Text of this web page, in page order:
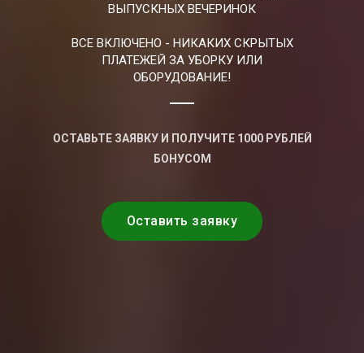
ВЫПУСКНЫХ ВЕЧЕРИНОК
ВСЕ ВКЛЮЧЕНО - НИКАКИХ СКРЫТЫХ
ПЛАТЕЖЕЙ ЗА УБОРКУ ИЛИ
ОБОРУДОВАНИЕ!
ОСТАВЬТЕ ЗАЯВКУ И ПОЛУЧИТЕ 1000 РУБЛЕЙ
БОНУСОМ
Оставить заявку